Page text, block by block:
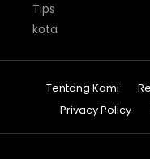
Tips
kota
Tentang Kami
Privacy Policy